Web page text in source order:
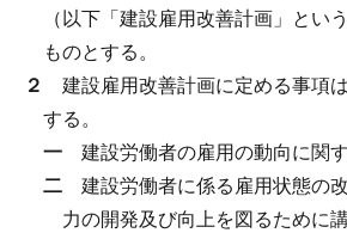
（以下「建設雇用改善計画」とい
ものとする。
２ 建設雇用改善計画に定める事項
する。
一 建設労働者の雇用の動向に関
二 建設労働者に係る雇用状態の
力の開発及び向上を図るために